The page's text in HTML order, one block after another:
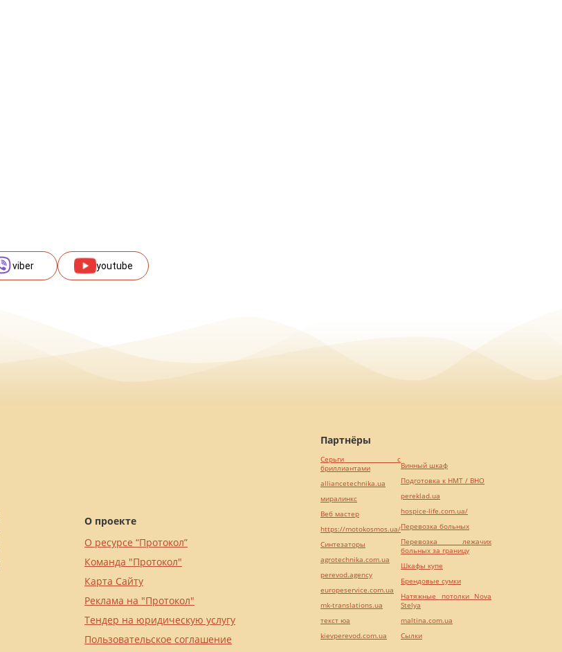
viber youtube
О проекте
О ресурсе “Протокол”
Команда "Протокол"
Карта Сайту
Реклама на "Протокол"
Тендер на юридическую услугу
Пользовательское соглашение
Партнёры
Серьги с
бриллиантами
alliancetechnika.ua
миралинкс
Веб мастер
https://motokosmos.ua/
Синтезаторы
agrotechnika.com.ua
perevod.agency
europeservice.com.ua
mk-translations.ua
текст юа
kievperevod.com.ua
Винный шкаф
Подготовка к НМТ / ВНО
pereklad.ua
hospice-life.com.ua/
Перевозка больных
Перевозка лежачих
больных за границу
Шкафы купе
Брендовые сумки
Натяжные потолки Nova
Stelya
maltina.com.ua
Cылки